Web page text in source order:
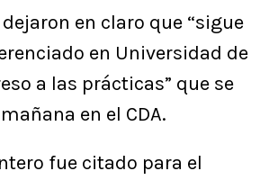
en claro que “sigue
en Universidad de
a las prácticas” que se
en el CDA.
fue citado para el